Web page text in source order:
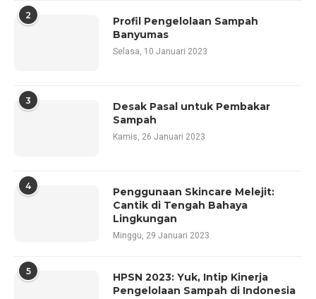
2
Profil Pengelolaan Sampah
Banyumas
Selasa, 10 Januari 2023
3
Desak Pasal untuk Pembakar
Sampah
Kamis, 26 Januari 2023
4
Penggunaan Skincare Melejit:
Cantik di Tengah Bahaya
Lingkungan
Minggu, 29 Januari 2023
5
HPSN 2023: Yuk, Intip Kinerja
Pengelolaan Sampah di Indonesia